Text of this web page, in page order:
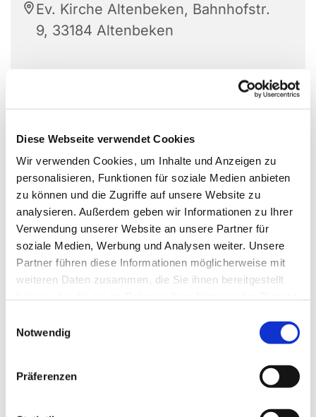
Diese Webseite verwendet Cookies
Wir verwenden Cookies, um Inhalte und Anzeigen zu
personalisieren, Funktionen für soziale Medien anbieten
zu können und die Zugriffe auf unsere Website zu
analysieren. Außerdem geben wir Informationen zu Ihrer
Verwendung unserer Website an unsere Partner für
soziale Medien, Werbung und Analysen weiter. Unsere
Partner führen diese Informationen möglicherweise mit
weiteren Daten zusammen, die Sie ihnen bereitgestellt
Notwendig
Präferenzen
Ev. Kirche Altenbeken, Bahnhofstr.
9, 33184 Altenbeken